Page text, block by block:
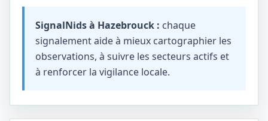
SignalNids à Hazebrouck : chaque
signalement aide à mieux cartographier les
observations, à suivre les secteurs actifs et
à renforcer la vigilance locale.